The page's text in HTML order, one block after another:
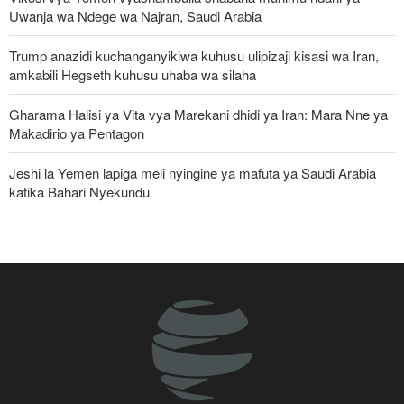
Uwanja wa Ndege wa Najran, Saudi Arabia
Trump anazidi kuchanganyikiwa kuhusu ulipizaji kisasi wa Iran,
amkabili Hegseth kuhusu uhaba wa silaha
Gharama Halisi ya Vita vya Marekani dhidi ya Iran: Mara Nne ya
Makadirio ya Pentagon
Jeshi la Yemen lapiga meli nyingine ya mafuta ya Saudi Arabia
katika Bahari Nyekundu
katika historia’
Ghaza yafanya maziko makubwa zaidi ya halaiki ya Wapalestina
112 waliouliwa kikatili na Israel
Pezeshkian: Iran inajulikana kama nchi yenye nguvu na
inayoheshimika; maadui wanalenga nembo za nguvu zake